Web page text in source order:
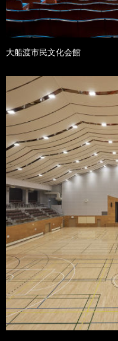
大船渡市民文化会館